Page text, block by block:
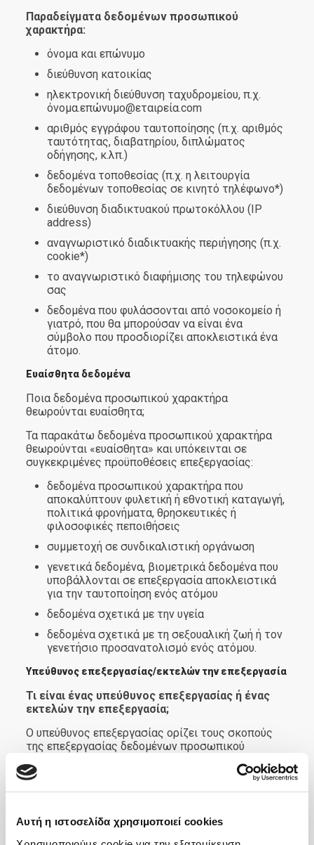
Αυτή η ιστοσελίδα χρησιμοποιεί cookies
Παραδείγματα δεδομένων προσωπικού
χαρακτήρα:
όνομα και επώνυμο
διεύθυνση κατοικίας
ηλεκτρονική διεύθυνση ταχυδρομείου, π.χ.
όνομα.επώνυμο@εταιρεία.com
αριθμός εγγράφου ταυτοποίησης (π.χ. αριθμός
ταυτότητας, διαβατηρίου, διπλώματος
οδήγησης, κ.λπ.)
δεδομένα τοποθεσίας (π.χ. η λειτουργία
δεδομένων τοποθεσίας σε κινητό τηλέφωνο*)
διεύθυνση διαδικτυακού πρωτοκόλλου (IP
address)
αναγνωριστικό διαδικτυακής περιήγησης (π.χ.
cookie*)
το αναγνωριστικό διαφήμισης του τηλεφώνου
σας
δεδομένα που φυλάσσονται από νοσοκομείο ή
γιατρό, που θα μπορούσαν να είναι ένα
σύμβολο που προσδιορίζει αποκλειστικά ένα
άτομο.
Ευαίσθητα δεδομένα
Ποια δεδομένα προσωπικού χαρακτήρα
θεωρούνται ευαίσθητα;
Τα παρακάτω δεδομένα προσωπικού χαρακτήρα
θεωρούνται «ευαίσθητα» και υπόκεινται σε
συγκεκριμένες προϋποθέσεις επεξεργασίας:
δεδομένα προσωπικού χαρακτήρα που
αποκαλύπτουν φυλετική ή εθνοτική καταγωγή,
πολιτικά φρονήματα, θρησκευτικές ή
φιλοσοφικές πεποιθήσεις
συμμετοχή σε συνδικαλιστική οργάνωση
γενετικά δεδομένα, βιομετρικά δεδομένα που
υποβάλλονται σε επεξεργασία αποκλειστικά
για την ταυτοποίηση ενός ατόμου
δεδομένα σχετικά με την υγεία
δεδομένα σχετικά με τη σεξουαλική ζωή ή τον
γενετήσιο προσανατολισμό ενός ατόμου.
Υπεύθυνος επεξεργασίας/εκτελών την επεξεργασία
Τι είναι ένας υπεύθυνος επεξεργασίας ή ένας
εκτελών την επεξεργασία;
Ο υπεύθυνος επεξεργασίας ορίζει τους σκοπούς
της επεξεργασίας δεδομένων προσωπικού
πραγματοποιείται. Επομένως, εάν η εταιρεία ή ο
πρέπει να υποβάλλονται σε επεξεργασία,
θεωρείται ο υπεύθυνος επεξεργασίας. Οι